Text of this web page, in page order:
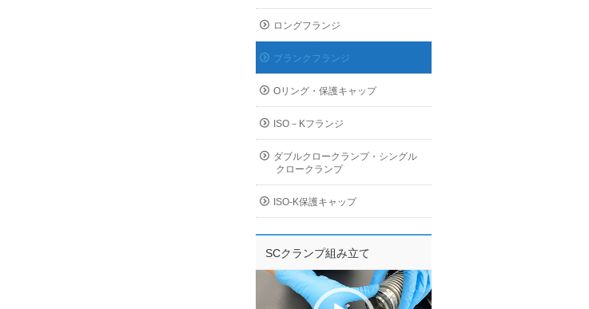
ロングフランジ
ブランクフランジ
Oリング・保護キャップ
ISO－Kフランジ
ダブルクロークランプ・シングル
クロークランプ
ISO-K保護キャップ
SCクランプ組み立て